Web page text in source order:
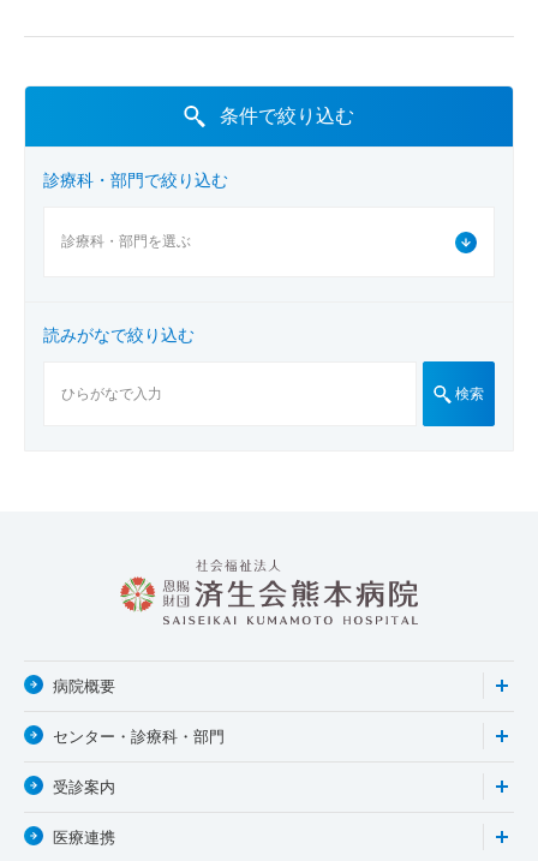
条件で絞り込む
診療科・部門で絞り込む
読みがなで絞り込む
検索
病院概要
センター・診療科・部門
受診案内
医療連携